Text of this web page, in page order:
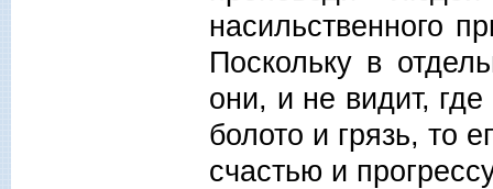
насильственного
Поскольку в
они, и не видит, где
болото и грязь, то
счастью и